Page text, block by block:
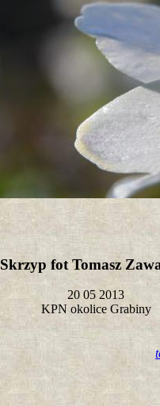
Skrzyp fot Tomasz
20 05 2013
KPN okolice Grabiny